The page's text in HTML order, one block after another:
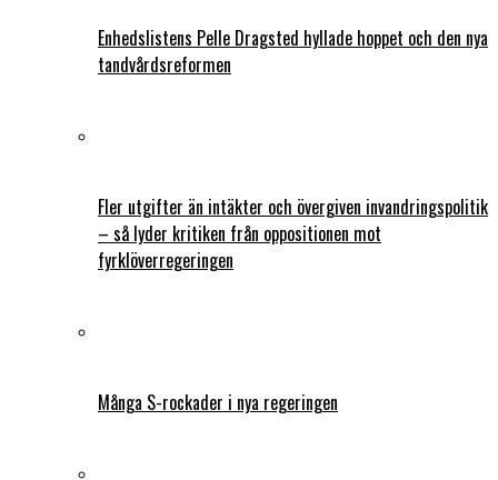
Enhedslistens Pelle Dragsted hyllade hoppet och den nya
tandvårdsreformen
Fler utgifter än intäkter och övergiven invandringspolitik
– så lyder kritiken från oppositionen mot
fyrklöverregeringen
Många S-rockader i nya regeringen